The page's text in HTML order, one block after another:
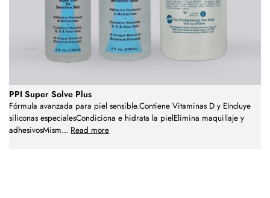
PPI Super Solve Plus
Fórmula avanzada para piel sensible.Contiene Vitaminas D y EIncluye
siliconas especialesCondiciona e hidrata la pielElimina maquillaje y
adhesivosMism... Read more